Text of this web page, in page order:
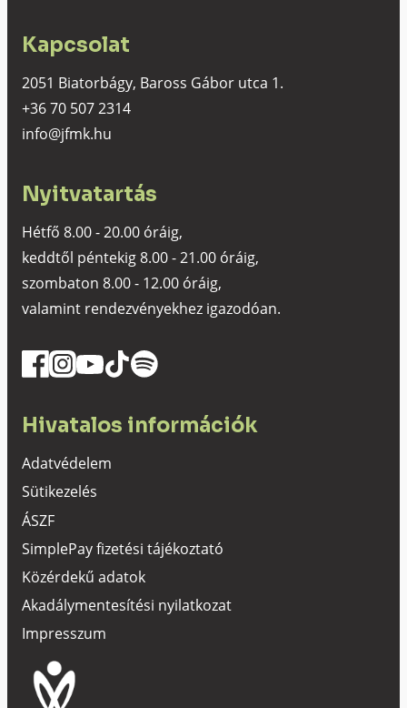
Kapcsolat
2051 Biatorbágy, Baross Gábor utca 1.
+36 70 507 2314
info@jfmk.hu
Nyitvatartás
Hétfő 8.00 - 20.00 óráig,
keddtől péntekig 8.00 - 21.00 óráig,
szombaton 8.00 - 12.00 óráig,
valamint rendezvényekhez igazodóan.
Hivatalos információk
Adatvédelem
Sütikezelés
ÁSZF
SimplePay fizetési tájékoztató
Közérdekű adatok
Akadálymentesítési nyilatkozat
Impresszum